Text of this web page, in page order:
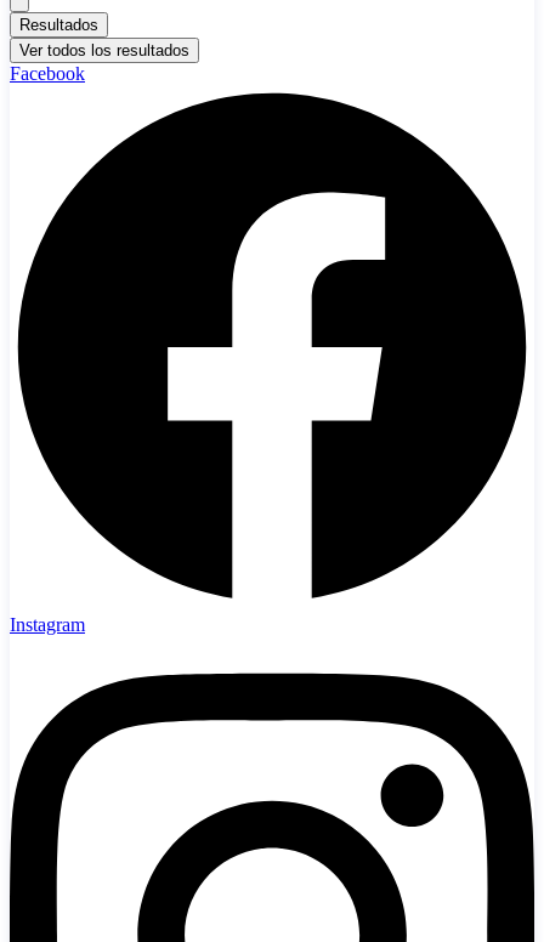
Resultados
Ver todos los resultados
Facebook
Instagram